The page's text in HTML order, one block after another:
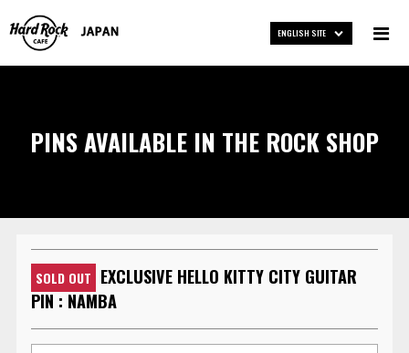
ENGLISH SITE
PINS AVAILABLE IN THE ROCK SHOP
SOLD OUT EXCLUSIVE HELLO KITTY CITY GUITAR
PIN : NAMBA